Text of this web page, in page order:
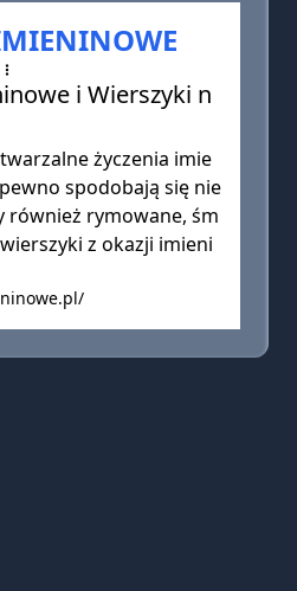
i Wierszyki n
życzenia imie
spodobają się nie
również rymowane, śm
z okazji imieni